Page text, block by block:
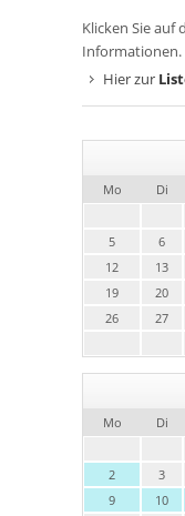
Klicken Sie auf
Informationen.
Hier zur
Mo Di
5
6
12
13
19
20
26
27
Mo Di
2
3
9
10